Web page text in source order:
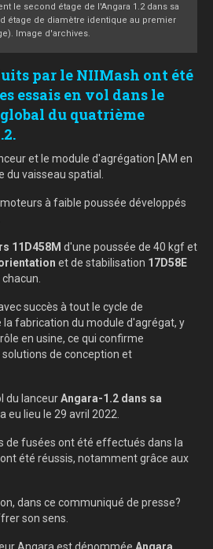
le second étage de l'Angara 1.2 dans sa
étage de diamètre identique au premier
Image d'archives.
par le NIIMash ont été
essais en vol dans le
du quatrième
et le module d'agrégation [AM en
du vaisseau spatial.
à faible poussée développés
11D458M d'une poussée de 40 kgf et
et de stabilisation 17D58E
succès à tout le cycle de
la fabrication du module d'agrégat, y
en usine, ce qui confirme
de conception et
du lanceurAngara-1.2 dans sa
a eu lieu le 29 avril 2022.
de fusées ont été effectués dans la
été réussis, notamment grâce aux
dans ce communiqué de presse?
son sens.
Angara est dénommée Angara